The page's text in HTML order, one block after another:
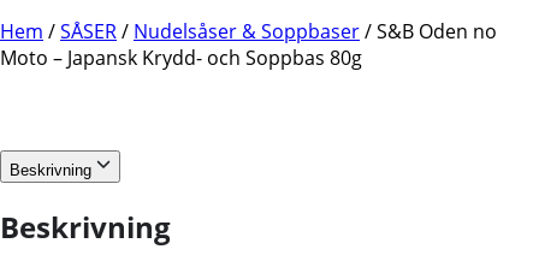
Hem /SÅSER/ Nudelsåser & Soppbaser/ S&B Oden no
Moto – Japansk Krydd- och Soppbas 80g
Beskrivning
Beskrivning